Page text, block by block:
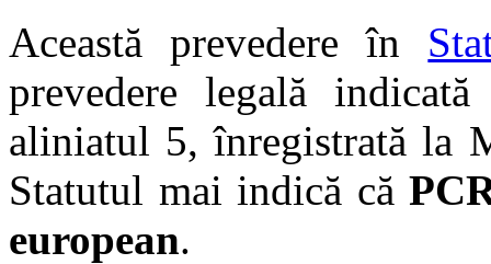
Această prevedere în
prevedere legală
aliniatul 5, înregistrată la
Statutul mai indică că
european.